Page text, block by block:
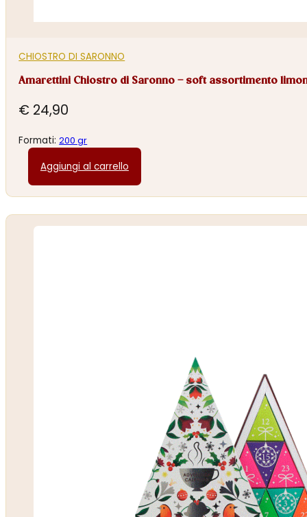
CHIOSTRO DI SARONNO
Amarettini Chiostro di Saronno – soft assortimento
€ 24,90
Formati:200 gr
Aggiungi al carrello